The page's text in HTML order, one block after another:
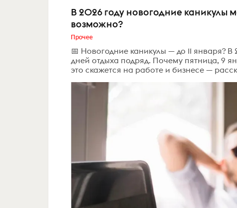
В 2026 году новогодние каникулы
возможно?
Прочее
📅 Новогодние каникулы — до 11 января?
дней отдыха подряд. Почему пятница, 9
это скажется на работе и бизнесе —